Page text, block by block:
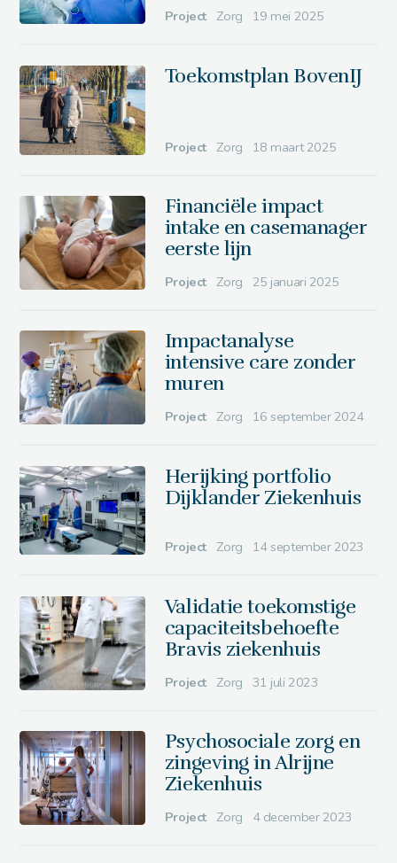
Project Zorg 19 mei 2025
Toekomstplan BovenIJ
Project Zorg 18 maart 2025
Financiële impact
intake en casemanager
eerste lijn
Project Zorg 25 januari 2025
Impactanalyse
intensive care zonder
muren
Project Zorg 16 september 2024
Herijking portfolio
Dijklander Ziekenhuis
Project Zorg 14 september 2023
Validatie toekomstige
capaciteitsbehoefte
Bravis ziekenhuis
Project Zorg 31 juli 2023
Psychosociale zorg en
zingeving in Alrijne
Ziekenhuis
Project Zorg 4 december 2023